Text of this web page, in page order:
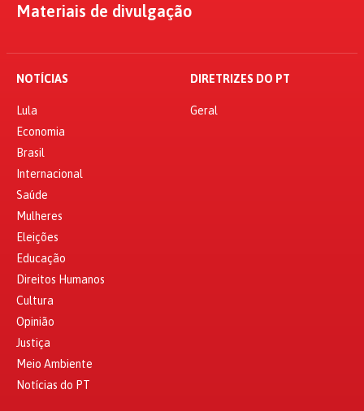
Materiais de divulgação
NOTÍCIAS
Lula
Economia
Brasil
Internacional
Saúde
Mulheres
Eleições
Educação
Direitos Humanos
Cultura
Opinião
Justiça
Meio Ambiente
Notícias do PT
DIRETRIZES DO PT
Geral